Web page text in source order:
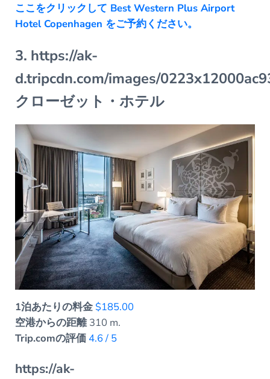
ここをクリックして Best Western Plus Airport
Hotel Copenhagen をご予約ください。
3. https://ak-
d.tripcdn.com/images/
クローゼット・ホテル
1泊あたりの料金 $185.00
空港からの距離310 m.
Trip.comの評価 4.6 / 5
https://ak-